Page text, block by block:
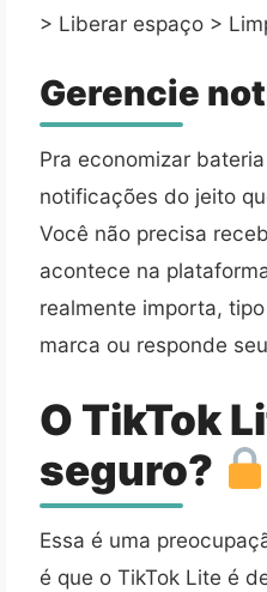
> Liberar espaço >
Gerencie
Pra economizar
notificações do jeito
Você não precisa
acontece na
realmente importa,
marca ou responde
O TikTok
seguro?
Essa é uma
é que o TikTok Lite é